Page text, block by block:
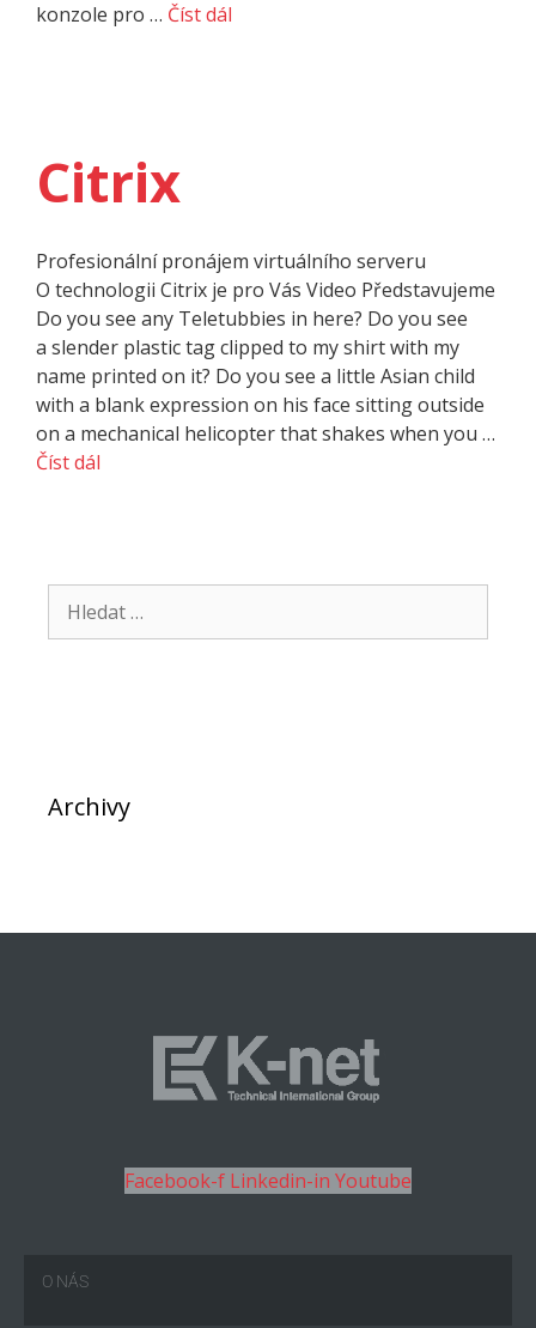
konzole pro … Číst dál
Citrix
Profesionální pronájem virtuálního serveru
O techno­logii Citrix je pro Vás Video Předsta­vujeme
Do you see any Teletubbies in here? Do you see
a slender plastic tag clipped to my shirt with my
name printed on it? Do you see a little Asian child
with a blank expression on his face sitting outside
on a mechanical helicopter that shakes when you …
Číst dál
Hledat:
Archivy
Facebook-f Linkedin-in Youtube
O NÁS